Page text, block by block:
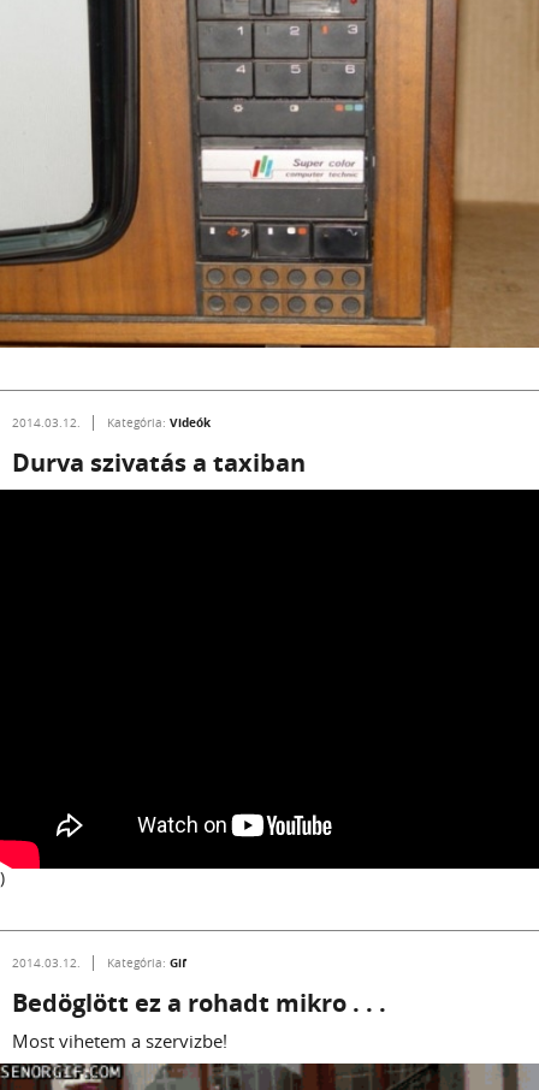
2014.03.12. Kategória: Videók
Durva szivatás a taxiban
)
2014.03.12. Kategória: Gif
Bedöglött ez a rohadt mikro . . .
Most vihetem a szervizbe!